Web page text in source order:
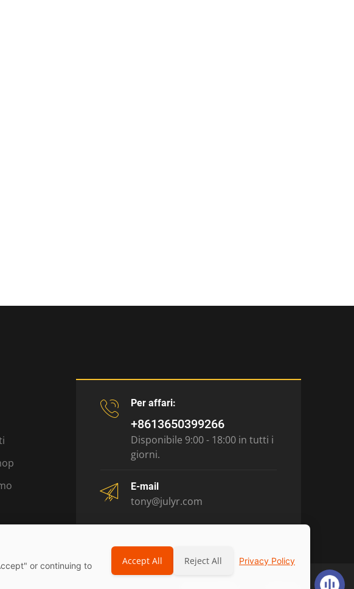
Per affari:
+8613650399266
Disponibile 9:00 - 18:00 in tutti i
giorni.
E-mail
tony@julyr.com
or continuing to
Accept All Reject All Privacy Policy